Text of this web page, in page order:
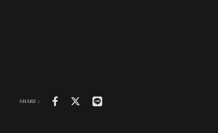
SHARE :